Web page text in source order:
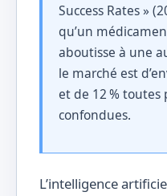
Success Rates »
qu’un
aboutisse à une
le marché est
et de 12 % toutes
confondues.
L’intelligence